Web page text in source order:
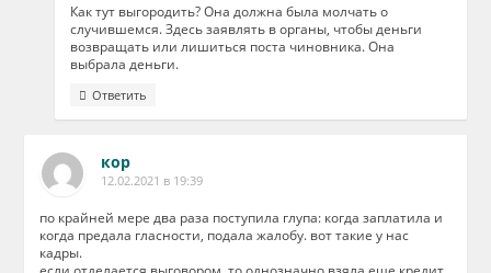
Как тут выгородить? Она должна была молчать о
случившемся. Здесь заявлять в органы, чтобы деньги
возвращать или лишиться поста чиновника. Она
выбрала деньги.
Ответить
кор
12.02.2021 в 19:39
по крайней мере два раза поступила глупа: когда заплатила и
когда предала гласности, подала жалобу. вот такие у нас
кадры.